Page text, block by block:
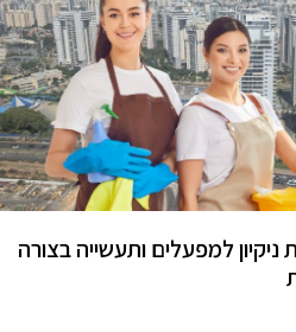
למפעלים ותעשייה בצורה